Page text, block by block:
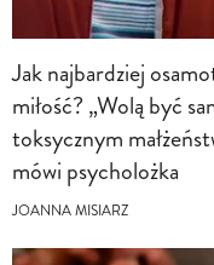
Jak najbardziej
miłość? „Wolą być
toksycznym
mówi psycholożka
JOANNA MISIARZ